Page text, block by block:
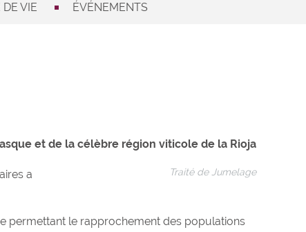
DE VIE ÉVÉNEMENTS
et de la célèbre région viticole de la Rioja
Traité de Jumelage
a
permettant le rapprochement des populations